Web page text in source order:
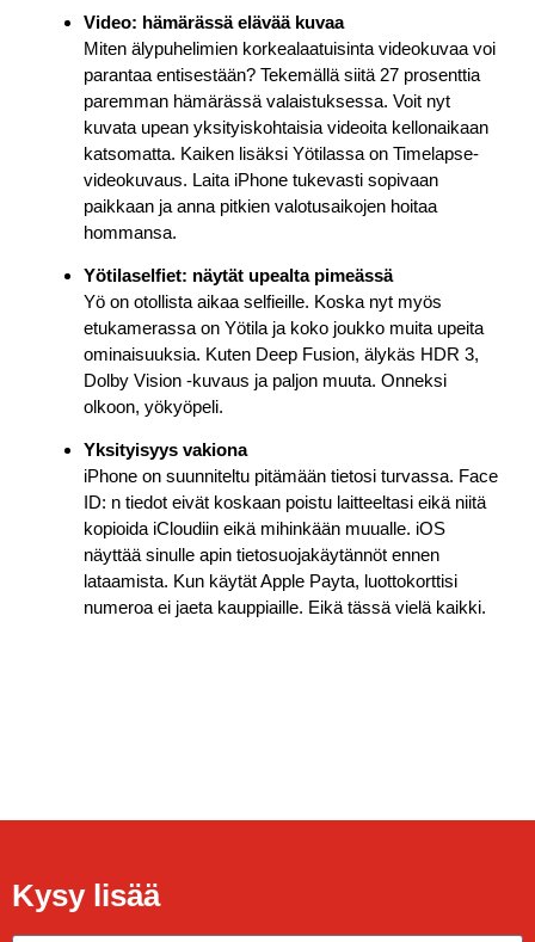
Video: hämärässä elävää kuvaa
Miten älypuhelimien korkealaatuisinta videokuvaa voi
parantaa entisestään? Tekemällä siitä 27 prosenttia
paremman hämärässä valaistuksessa. Voit nyt
kuvata upean yksityiskohtaisia videoita kellonaikaan
katsomatta. Kaiken lisäksi Yötilassa on Timelapse-
videokuvaus. Laita iPhone tukevasti sopivaan
paikkaan ja anna pitkien valotusaikojen hoitaa
hommansa.
Yötila­selfiet: näytät upealta pimeässä
Yö on otollista aikaa selfieille. Koska nyt myös
etukamerassa on Yötila ja koko joukko muita upeita
ominaisuuksia. Kuten Deep Fusion, älykäs HDR 3,
Dolby Vision -kuvaus ja paljon muuta. Onneksi
olkoon, yökyöpeli.
Yksityisyys vakiona
iPhone on suunniteltu pitämään tietosi turvassa. Face
ID: n tiedot eivät koskaan poistu laitteeltasi eikä niitä
kopioida iCloudiin eikä mihinkään muualle. iOS
näyttää sinulle apin tietosuojakäytännöt ennen
lataamista. Kun käytät Apple Payta, luottokorttisi
numeroa ei jaeta kauppiaille. Eikä tässä vielä kaikki.
Kysy lisää